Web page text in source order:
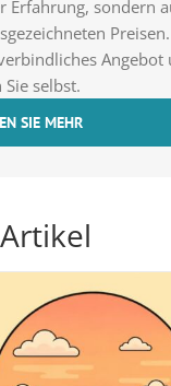
Erfahrung, sondern
Angebot
selbst.
SIE MEHR